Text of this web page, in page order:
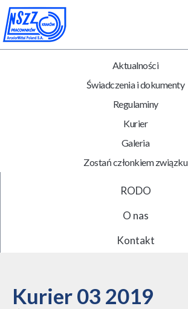
RODO
O nas
Kontakt
Aktualności
Świadczenia i dokumenty
Regulaminy
Kurier
Galeria
Zostań członkiem związku
Kurier 03 2019